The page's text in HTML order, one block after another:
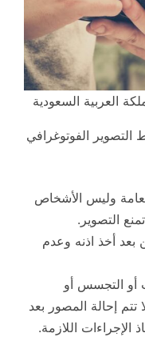
العربية السعودية
الفوتوغرافي
وليس الأشخاص
التصوير.
أخذ اذنه وعدم
أو التجسس أو
إحالة المصور بعد
الإجراءات اللازمة.